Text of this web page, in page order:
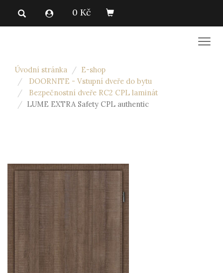
0 Kč
Úvodní stránka
E-shop
DOORNITE - Vstupní dveře do bytu
Bezpečnostní dveře RC2 CPL laminát
LUME EXTRA Safety CPL authentic